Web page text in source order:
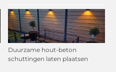
Duurzame hout-beton
schuttingen laten plaatsen